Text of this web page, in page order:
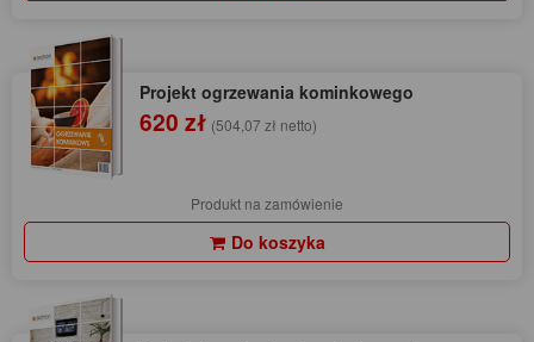
Projekt ogrzewania kominkowego
620 zł (504,07 zł netto)
Produkt na zamówienie
Do koszyka